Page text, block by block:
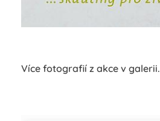
Více fotografií z akce v galerii.